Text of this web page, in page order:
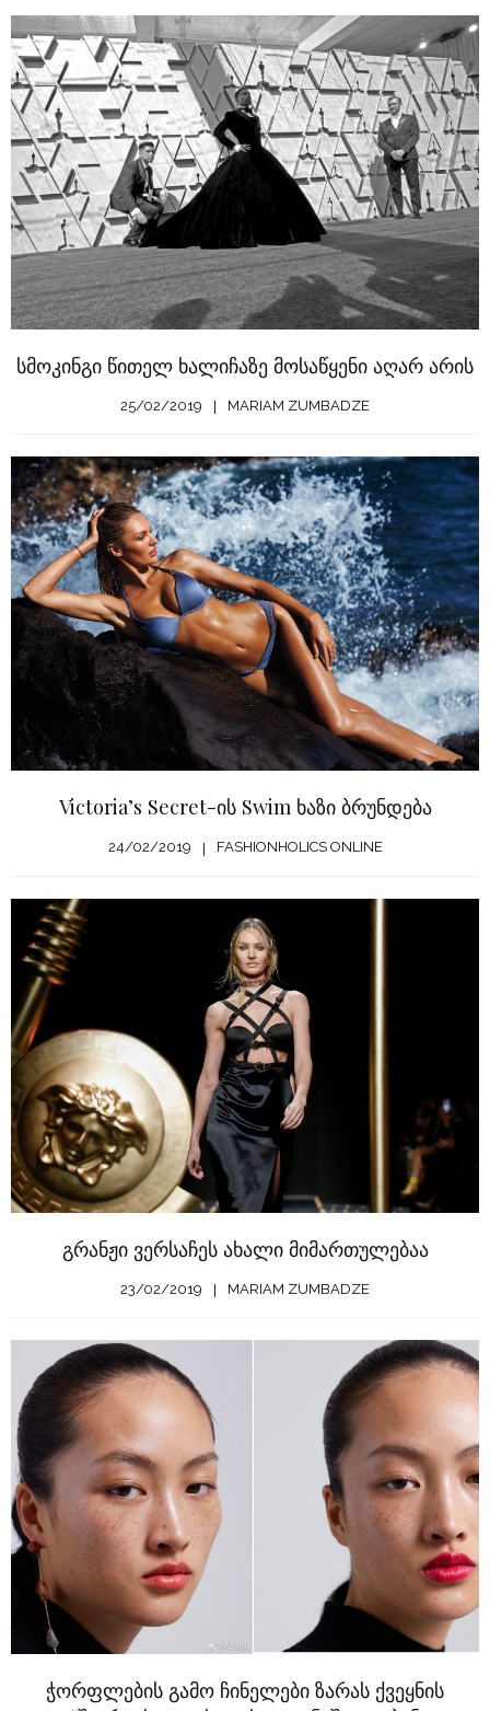
სმოკინგი წითელ ხალიჩაზე მოსაწყენი აღარ არის
25/02/2019 MARIAM ZUMBADZE
Victoria’s Secret-ის Swim ხაზი ბრუნდება
24/02/2019 FASHIONHOLICS ONLINE
გრანჟი ვერსაჩეს ახალი მიმართულებაა
23/02/2019 MARIAM ZUMBADZE
ჭორფლების გამო ჩინელები ზარას ქვეყნის